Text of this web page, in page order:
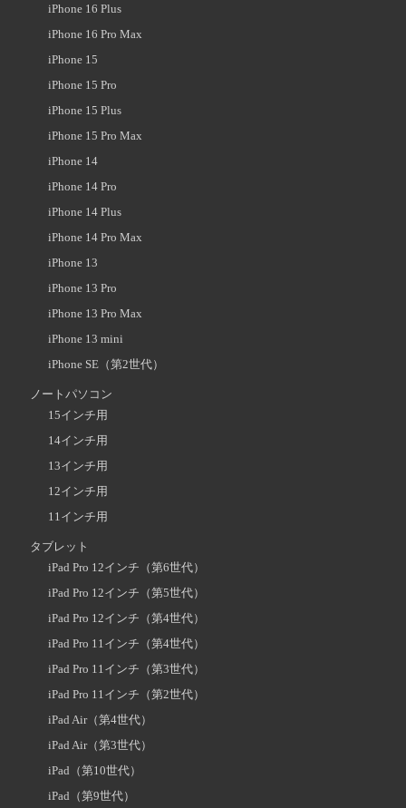
iPhone 16 Plus
iPhone 16 Pro Max
iPhone 15
iPhone 15 Pro
iPhone 15 Plus
iPhone 15 Pro Max
iPhone 14
iPhone 14 Pro
iPhone 14 Plus
iPhone 14 Pro Max
iPhone 13
iPhone 13 Pro
iPhone 13 Pro Max
iPhone 13 mini
iPhone SE（第2世代）
ノートパソコン
15インチ用
14インチ用
13インチ用
12インチ用
11インチ用
タブレット
iPad Pro 12インチ（第6世代）
iPad Pro 12インチ（第5世代）
iPad Pro 12インチ（第4世代）
iPad Pro 11インチ（第4世代）
iPad Pro 11インチ（第3世代）
iPad Pro 11インチ（第2世代）
iPad Air（第4世代）
iPad Air（第3世代）
iPad（第10世代）
iPad（第9世代）